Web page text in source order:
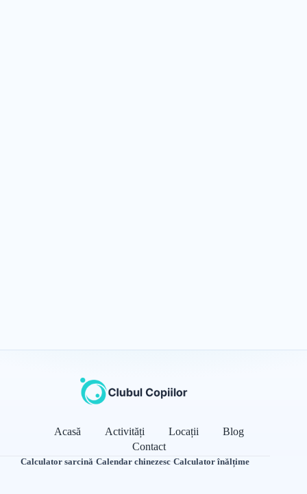
Acasă Activități Locații
Blog
Contact
Calculator sarcină·Calendar chinezesc·Calculator înălțime